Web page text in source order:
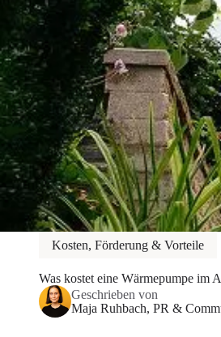
Kosten, Förderung & Vorteile
Was kostet eine Wärmepumpe im
Geschrieben von
Maja Ruhbach, PR &